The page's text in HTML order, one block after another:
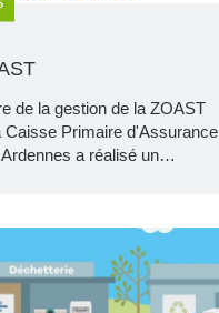
de la gestion de la ZOAST
Caisse Primaire d'Assurance
a réalisé un…